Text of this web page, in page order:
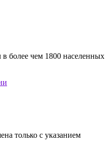
более чем 1800 населенных
только с указанием